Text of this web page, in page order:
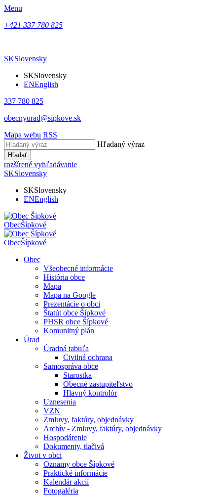
Menu
+421 337 780 825
SKSlovensky
SKSlovensky
ENEnglish
337 780 825
obecnyurad@sipkove.sk
Mapa webu RSS
Hľadaný výraz
Hľadať
rozšírené vyhľadávanie
SKSlovensky
SKSlovensky
ENEnglish
ObecŠípkové
ObecŠípkové
Obec
Všeobecné informácie
História obce
Mapa
Mapa na Google
Prezentácie o obci
Štatút obce Šípkové
PHSR obce Šípkové
Komunitný plán
Úrad
Úradná tabuľa
Civilná ochrana
Samospráva obce
Starostka
Obecné zastupiteľstvo
Hlavný kontrolór
Uznesenia
VZN
Zmluvy, faktúry, objednávky
Archív - Zmluvy, faktúry, objednávky
Hospodárenie
Dokumenty, tlačivá
Život v obci
Oznamy obce Šípkové
Praktické informácie
Kalendár akcií
Fotogaléria